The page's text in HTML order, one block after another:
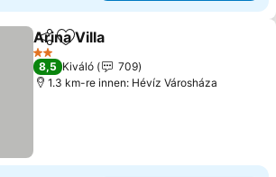
Megosztás
Hozzáadás a kedvencekhez
Arina Villa
2 Kategória
8,5 Kiváló
709
1.3 km-re innen: Hévíz Városháza